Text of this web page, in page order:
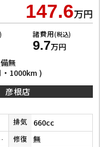
147.6万円
諸費用(税込)
9.7万円
無
1000km )
彦根店
排気 660cc
ール 修復 無